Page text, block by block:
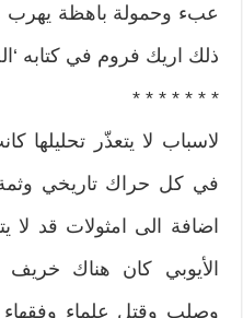
عبء وحمولة باهظة يهرب
ذلك اريك فروم في كتابه
* * * * * * *
لاسباب لا يتعذّر تحليلها
في كل حراك تاريخي وثمة
اضافة الى امثولات قد لا
الأيوبي كان هناك
وصلب وقتل علماء